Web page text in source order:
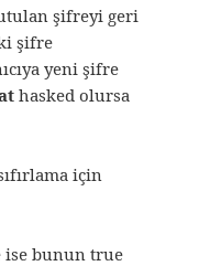
şifreyi geri
şifre
yeni şifre
hasked olursa
için
ise bunun true